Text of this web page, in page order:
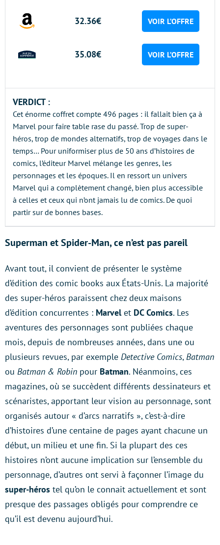
32.36€ VOIR L’OFFRE
35.08€ VOIR L’OFFRE
VERDICT :
Cet énorme coffret compte 496 pages : il fallait bien ça à
Marvel pour faire table rase du passé. Trop de super-
héros, trop de mondes alternatifs, trop de voyages dans le
temps… Pour uniformiser plus de 50 ans d’histoires de
comics, l’éditeur Marvel mélange les genres, les
personnages et les époques. Il en ressort un univers
Marvel qui a complètement changé, bien plus accessible
à celles et ceux qui n’ont jamais lu de comics. De quoi
partir sur de bonnes bases.
Superman et Spider-Man, ce n’est pas pareil
Avant tout, il convient de présenter le système
d’édition des comic books aux États-Unis. La majorité
des super-héros paraissent chez deux maisons
d’édition concurrentes : Marvelet DC Comics. Les
aventures des personnages sont publiées chaque
mois, depuis de nombreuses années, dans une ou
plusieurs revues, par exemple Detective Comics,Batman
ou Batman & Robin pour Batman. Néanmoins, ces
magazines, où se succèdent différents dessinateurs et
scénaristes, apportant leur vision au personnage, sont
organisés autour « d’arcs narratifs », c’est-à-dire
d’histoires d’une centaine de pages ayant chacune un
début, un milieu et une fin. Si la plupart des ces
histoires n’ont aucune implication sur l’ensemble du
personnage, d’autres ont servi à façonner l’image du
super-héros tel qu’on le connait actuellement et sont
presque des passages obligés pour comprendre ce
qu’il est devenu aujourd’hui.